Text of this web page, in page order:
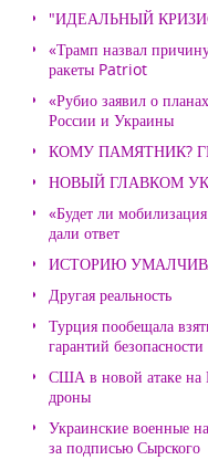
"ИДЕАЛЬНЫЙ
«Трамп назвал
ракеты Patriot
«Рубио заявил о
России и Украины
КОМУ ПАМЯТНИК?
НОВЫЙ ГЛАВКОМ
«Будет ли
дали ответ
ИСТОРИЮ
Другая реальность
Турция пообещала
гарантий
США в новой атаке на
дроны
Украинские военные
за подписью Сырского